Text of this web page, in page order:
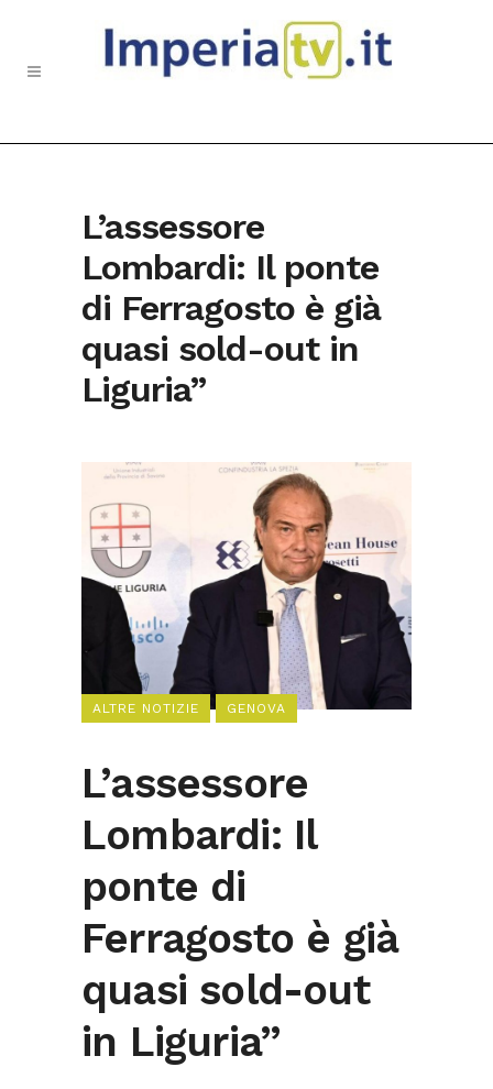
L’assessore
Lombardi: Il ponte
di Ferragosto è già
quasi sold-out in
Liguria”
ALTRE NOTIZIE GENOVA
L’assessore
Lombardi: Il
ponte di
Ferragosto è già
quasi sold-out
in Liguria”